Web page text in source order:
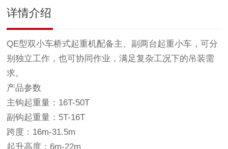
详情介绍
QE型双小车桥式起重机配备主、副两台起重小车，可分
别独立工作，也可协同作业，满足复杂工况下的吊装需
求。
产品参数
主钩起重量：16T-50T
副钩起重量：5T-16T
跨度：16m-31.5m
起升高度：6m-22m